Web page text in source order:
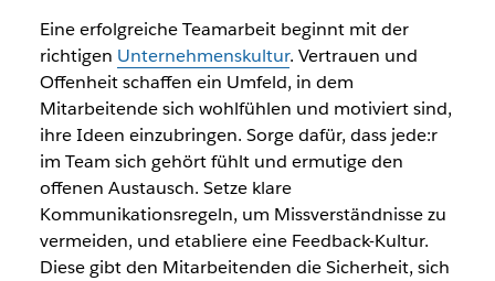
Eine erfolgreiche Teamarbeit beginnt mit der
richtigen Unternehmenskultur. Vertrauen und
Offenheit schaffen ein Umfeld, in dem
Mitarbeitende sich wohlfühlen und motiviert sind,
ihre Ideen einzubringen. Sorge dafür, dass jede:r
im Team sich gehört fühlt und ermutige den
offenen Austausch. Setze klare
Kommunikationsregeln, um Missverständnisse zu
vermeiden, und etabliere eine Feedback-Kultur.
Diese gibt den Mitarbeitenden die Sicherheit, sich